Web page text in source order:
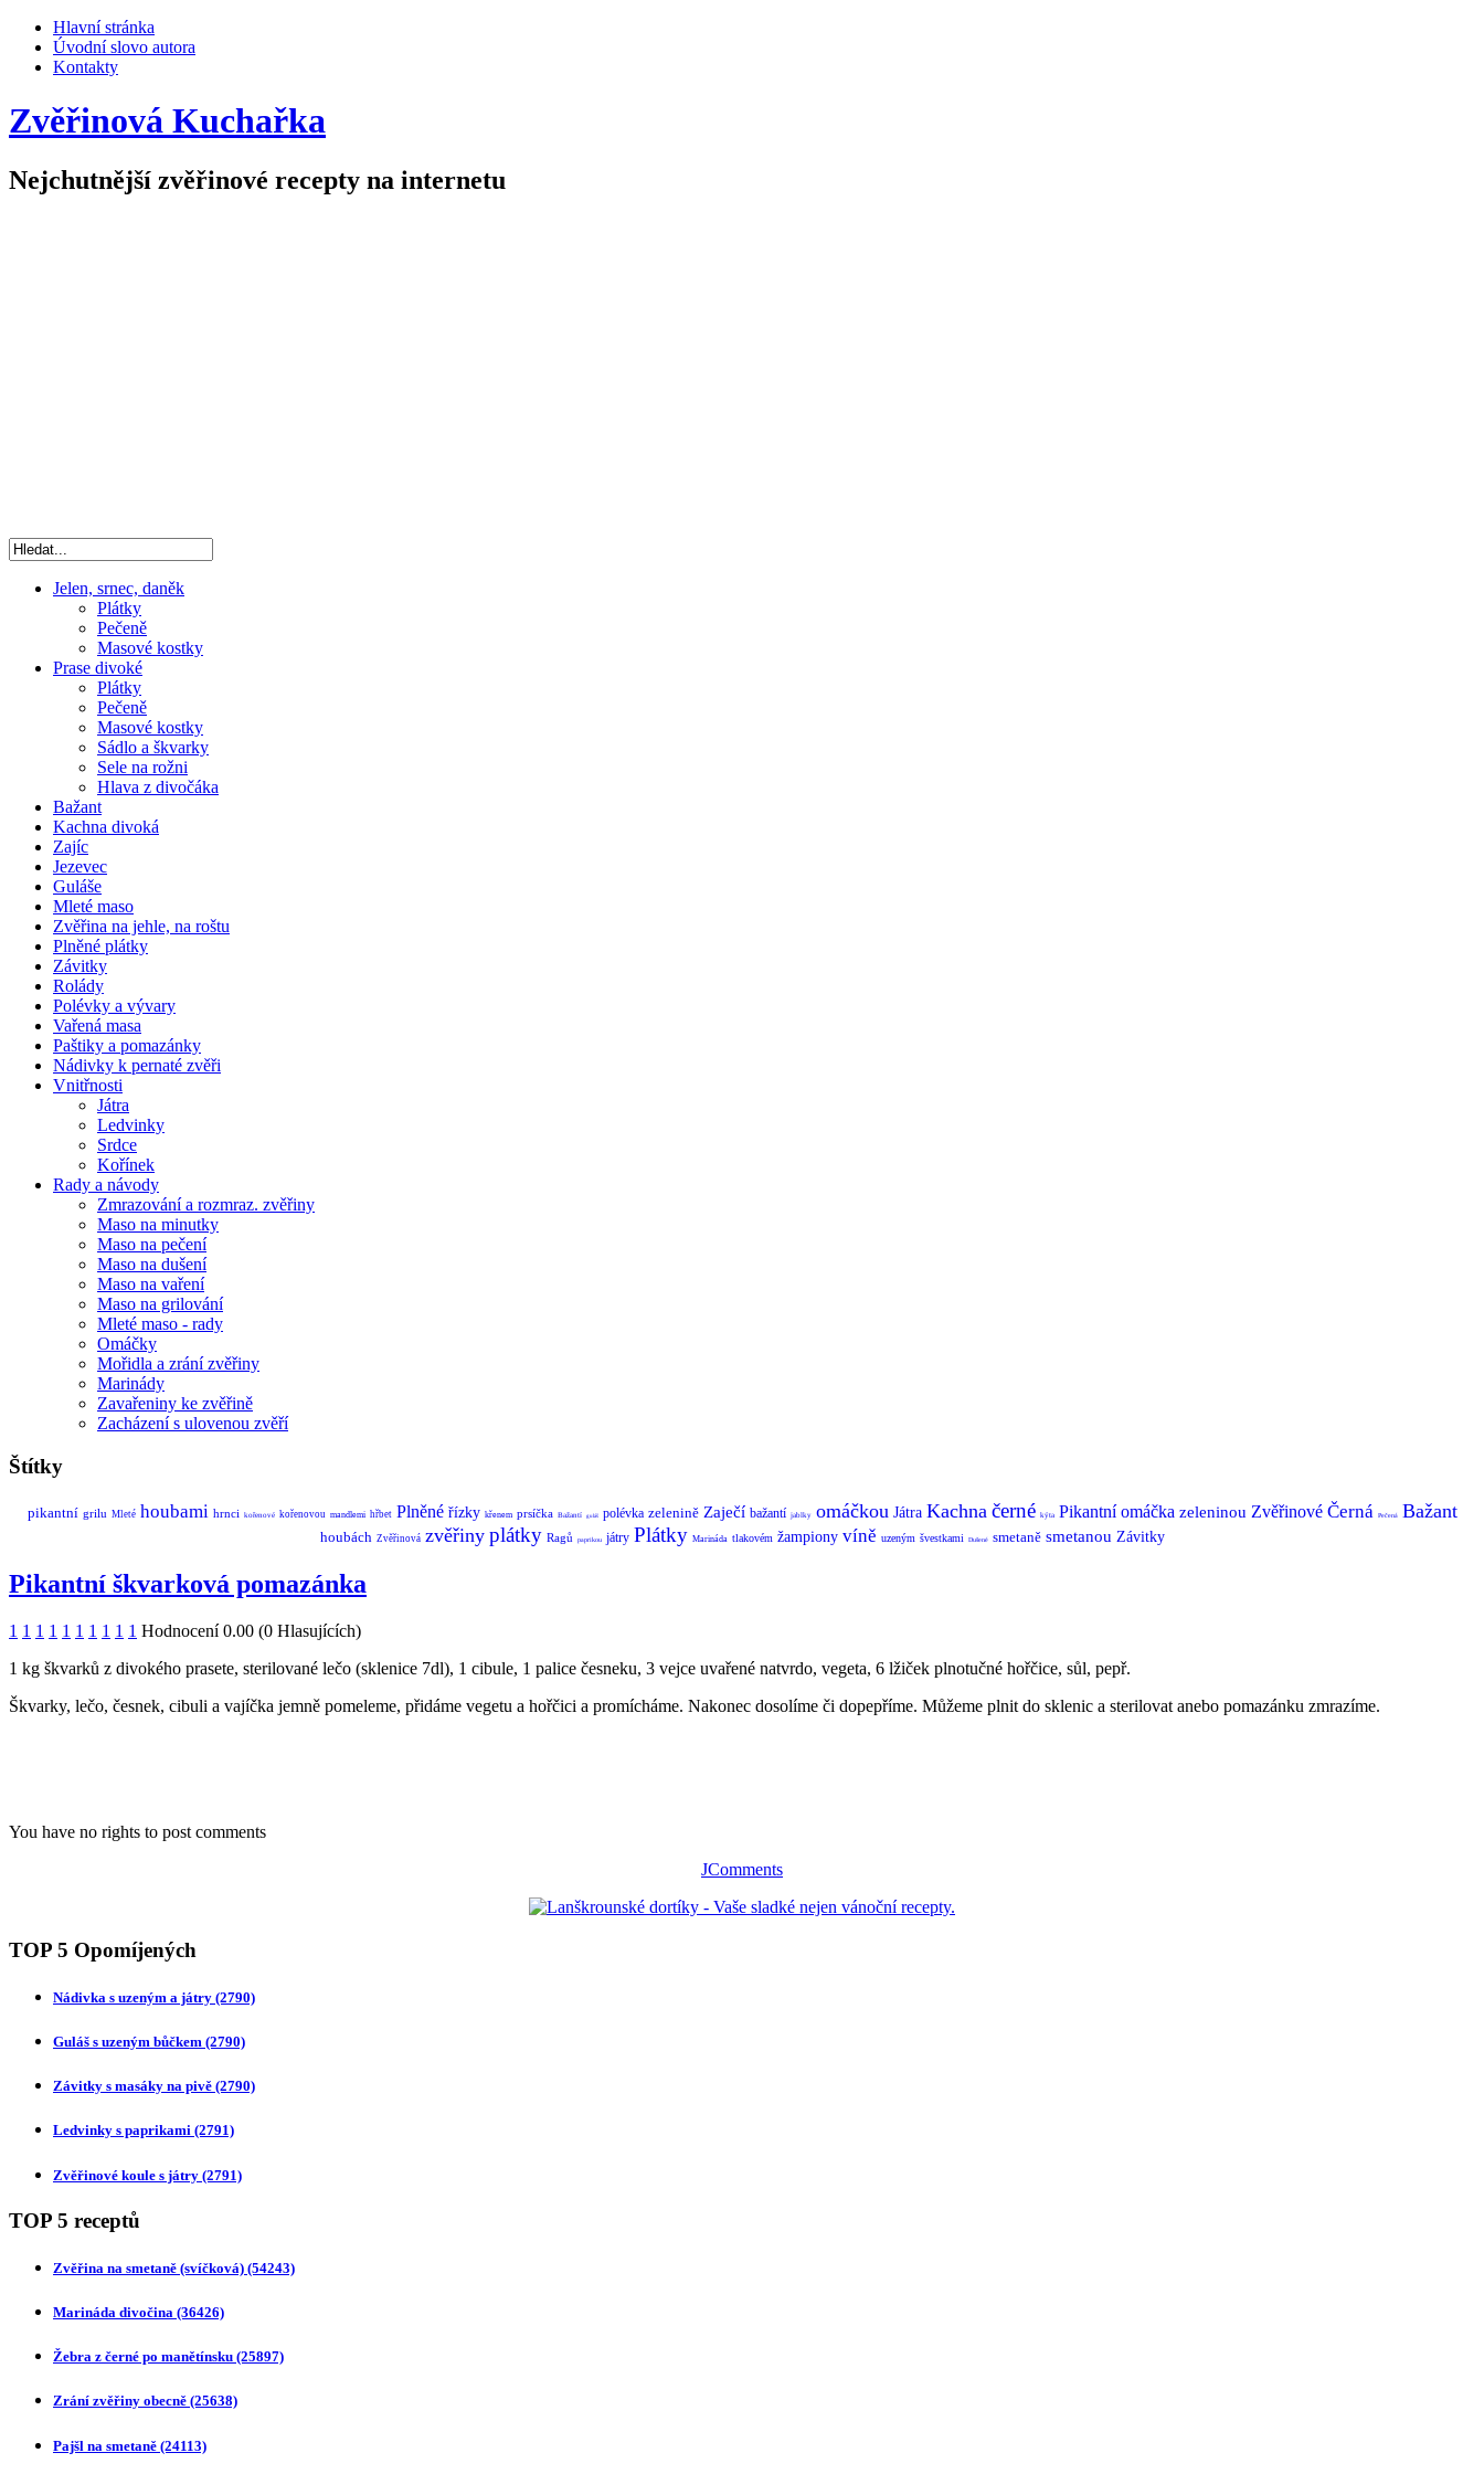
Hlavní stránka
Úvodní slovo autora
Kontakty
Zvěřinová Kuchařka
Nejchutnější zvěřinové recepty na internetu
Jelen, srnec, daněk
Plátky
Pečeně
Masové kostky
Prase divoké
Plátky
Pečeně
Masové kostky
Sádlo a škvarky
Sele na rožni
Hlava z divočáka
Bažant
Kachna divoká
Zajíc
Jezevec
Guláše
Mleté maso
Zvěřina na jehle, na roštu
Plněné plátky
Závitky
Rolády
Polévky a vývary
Vařená masa
Paštiky a pomazánky
Nádivky k pernaté zvěři
Vnitřnosti
Játra
Ledvinky
Srdce
Kořínek
Rady a návody
Zmrazování a rozmraz. zvěřiny
Maso na minutky
Maso na pečení
Maso na dušení
Maso na vaření
Maso na grilování
Mleté maso - rady
Omáčky
Mořidla a zrání zvěřiny
Marinády
Zavařeniny ke zvěřině
Zacházení s ulovenou zvěří
Štítky
pikantní grilu Mleté houbami hrnci kořenové kořenovou mandlemi hřbet Plněné řízky křenem prsíčka Bažantí guláš polévka zelenině Zaječí bažantí jablky omáčkou Játra Kachna černé kýta Pikantní omáčka zeleninou Zvěřinové Černá Pečená Bažant
houbách Zvěřinová zvěřiny plátky Ragů paprikou játry Plátky Marináda tlakovém žampiony víně uzeným švestkami Dušené smetaně smetanou Závitky
Pikantní škvarková pomazánka
1 1 1 1 1 1 1 1 1 1 Hodnocení 0.00 (0 Hlasujících)
1 kg škvarků z divokého prasete, sterilované lečo (sklenice 7dl), 1 cibule, 1 palice česneku, 3 vejce uvařené natvrdo, vegeta, 6 lžiček plnotučné hořčice, sůl, pepř.
Škvarky, lečo, česnek, cibuli a vajíčka jemně pomeleme, přidáme vegetu a hořčici a promícháme. Nakonec dosolíme či dopepříme. Můžeme plnit do sklenic a sterilovat anebo pomazánku zmrazíme.
You have no rights to post comments
JComments
TOP 5 Opomíjených
Nádivka s uzeným a játry (2790)
Guláš s uzeným bůčkem (2790)
Závitky s masáky na pivě (2790)
Ledvinky s paprikami (2791)
Zvěřinové koule s játry (2791)
TOP 5 receptů
Zvěřina na smetaně (svíčková) (54243)
Marináda divočina (36426)
Žebra z černé po manětínsku (25897)
Zrání zvěřiny obecně (25638)
Pajšl na smetaně (24113)